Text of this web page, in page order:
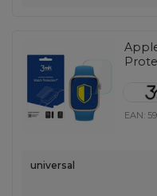
EAN:
universal